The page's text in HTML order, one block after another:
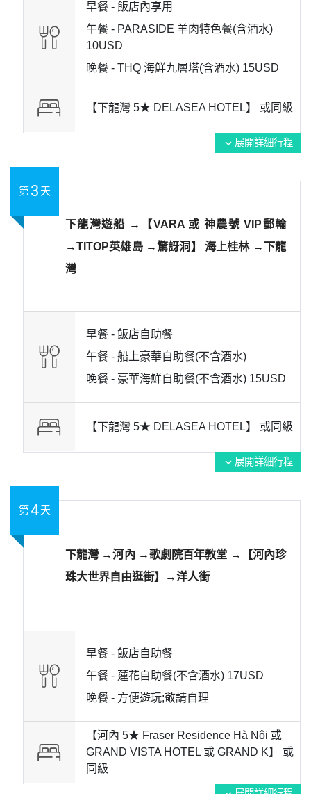
早餐 - 飯店內享用
午餐 - PARASIDE 羊肉特色餐(含酒水)
10USD
晚餐 - THQ 海鮮九層塔(含酒水) 15USD
【下龍灣 5★ DELASEA HOTEL】 或同級
expand_more 展開詳細行程
第3 天
下龍灣遊船 →【VARA 或 神農號 VIP郵輪
→TITOP英雄島 →驚訝洞】 海上桂林 →下龍
灣
早餐 - 飯店自助餐
午餐 - 船上豪華自助餐(不含酒水)
晚餐 - 豪華海鮮自助餐(不含酒水) 15USD
【下龍灣 5★ DELASEA HOTEL】 或同級
expand_more 展開詳細行程
第4天
下龍灣 →河內 →歌劇院百年教堂 →【河內珍
珠大世界自由逛街】→洋人街
早餐 - 飯店自助餐
午餐 - 蓮花自助餐(不含酒水) 17USD
晚餐 - 方便遊玩;敬請自理
【河內 5★ Fraser Residence Hà Nội 或
GRAND VISTA HOTEL 或 GRAND K】 或
同級